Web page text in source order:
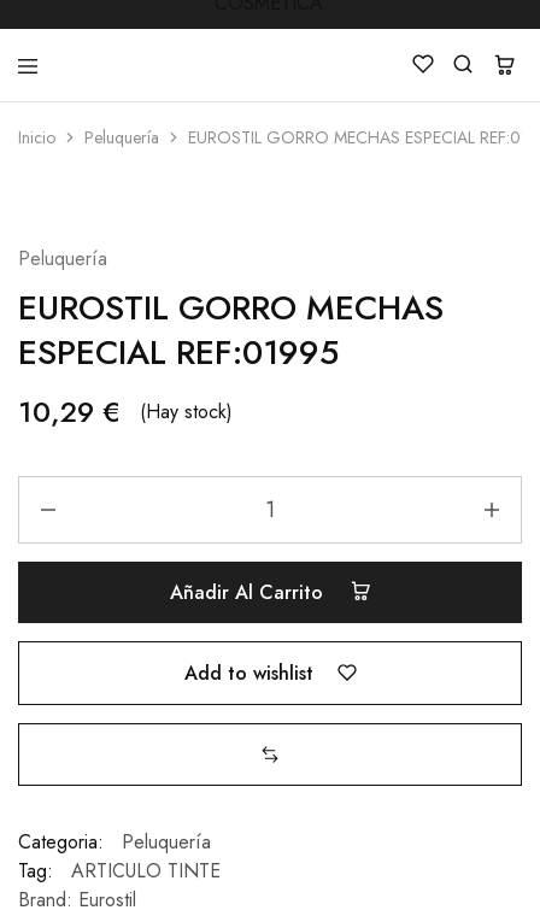
Mobiliarios
Cosmética
y
Inicio Peluquería EUROSTIL GORRO MECHAS ESPECIAL
Peluquería
EUROSTIL GORRO MECHAS
ESPECIAL REF:01995
10,29 € (Hay stock)
Añadir Al Carrito
Add to wishlist
Categoria:
Peluquería
Tag:
ARTICULO TINTE
Brand: Eurostil